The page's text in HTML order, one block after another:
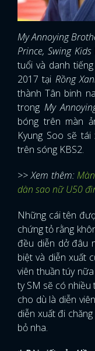
My Annoying
Prince, Swing Kids
tuổi và danh
2017 tại Rồng
thành Tân binh
trong My
bóng trên màn
Kyung Soo sẽ
trên sóng KBS2.
>> Xem thêm:
dàn sao nữ U50
Những cái tên
chứng tỏ rằng
đều diễn dở đâu
biệt và diễn xuất
viên thuần túy
ty SM sẽ có nhiều
cho dù là diễn
diễn xuất đi
bỏ nha.